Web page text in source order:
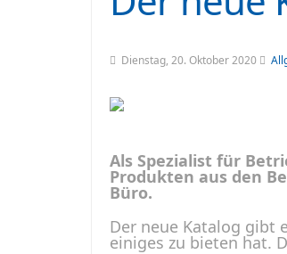
Dienstag, 20. Oktober 2020
Als Spezialist für
Produkten aus den
Büro.
Der neue Katalog gibt
einiges zu bieten hat.